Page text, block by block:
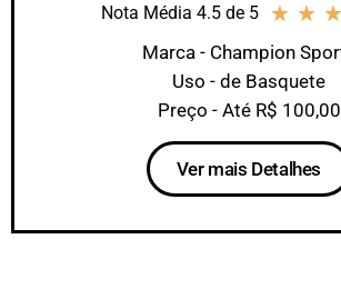
Nota Média 4.5 de 5 ★ ★ ★
Marca - Champion
Uso - de Basquete
Preço - Até R$ 100,00
Ver mais Detalhes